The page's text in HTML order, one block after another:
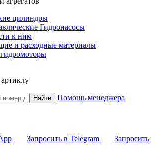
цилиндры
Гидронасосы
к ним
и расходные материалы
Найти
Помощь менеджера
Запросить в Telegram
Запросить